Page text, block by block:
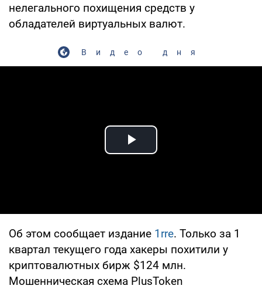
нелегального похищения средств у
обладателей виртуальных валют.
Видео дня
Play Video
Об этом сообщает издание 1rre. Только за 1
квартал текущего года хакеры похитили у
криптовалютных бирж $124 млн.
Мошенническая схема PlusToken